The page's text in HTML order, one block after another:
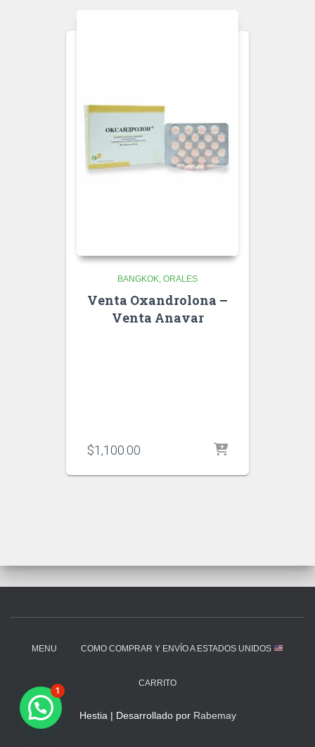
BANGKOK ORALES
Venta Oxandrolona –
Venta Anavar
$1,100.00
MENU COMO COMPRAR Y ENVÍO A ESTADOS UNIDOS
CARRITO
Hestia | Desarrollado por Rabemay
1